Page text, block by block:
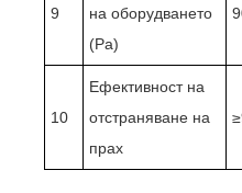
9
на оборудването
(Pa)
10
Ефективност на
отстраняване на
прах